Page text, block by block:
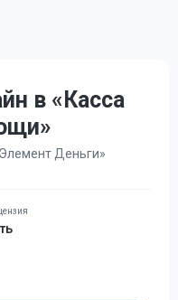
в «Касса
Деньги»